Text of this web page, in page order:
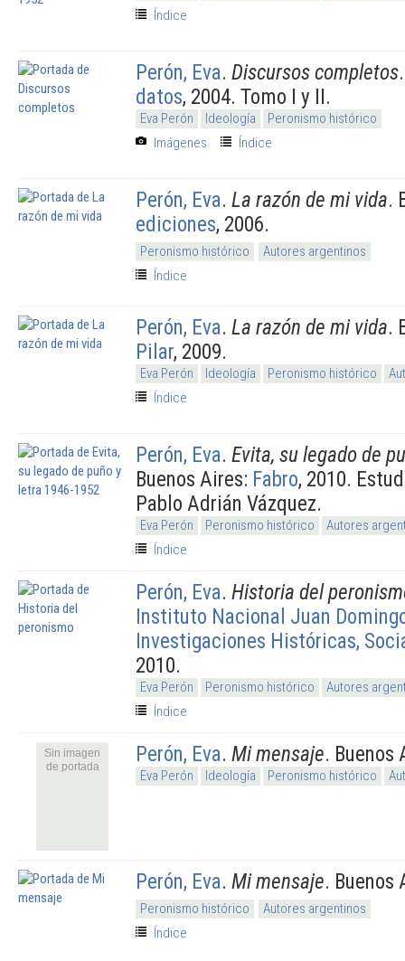
Índice
Perón, Eva. Discursos completos
datos, 2004. Tomo I y II.
Eva Perón Ideología
Peronismo histórico
Imágenes
Índice
Perón, Eva. La razón de mi vida.
ediciones, 2006.
Peronismo histórico
Autores argentinos
Índice
Perón, Eva. La razón de mi vida.
Pilar, 2009.
Eva Perón Ideología Peronismo histórico
Índice
Perón, Eva. Evita, su legado de
Buenos Aires: Fabro, 2010.
Pablo Adrián Vázquez.
Eva Perón Peronismo histórico
Autores
Índice
Perón, Eva. Historia del
Instituto Nacional Juan
Investigaciones Históricas,
2010.
Eva Perón Peronismo histórico
Autores
Índice
Sin imagen
de portada
Perón, Eva. Mi mensaje. Buenos
Eva Perón Ideología Peronismo histórico
Perón, Eva. Mi mensaje. Buenos
Peronismo histórico
Autores argentinos
Índice